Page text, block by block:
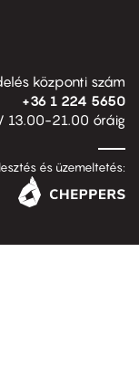
központi szám
+36 1 224 5650
13.00-21.00 óráig
és üzemeltetés: